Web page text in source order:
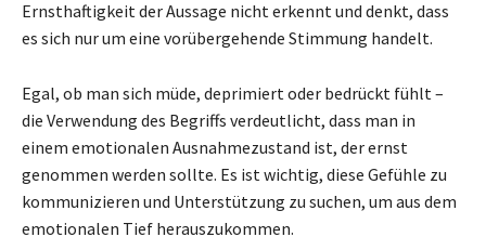
Ernsthaftigkeit der Aussage nicht erkennt und denkt, dass
es sich nur um eine vorübergehende Stimmung handelt.
Egal, ob man sich müde, deprimiert oder bedrückt fühlt –
die Verwendung des Begriffs verdeutlicht, dass man in
einem emotionalen Ausnahmezustand ist, der ernst
genommen werden sollte. Es ist wichtig, diese Gefühle zu
kommunizieren und Unterstützung zu suchen, um aus dem
emotionalen Tief herauszukommen.